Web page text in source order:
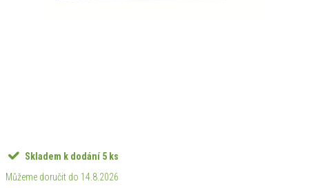
Skladem k dodání 5 ks
14.8.2026